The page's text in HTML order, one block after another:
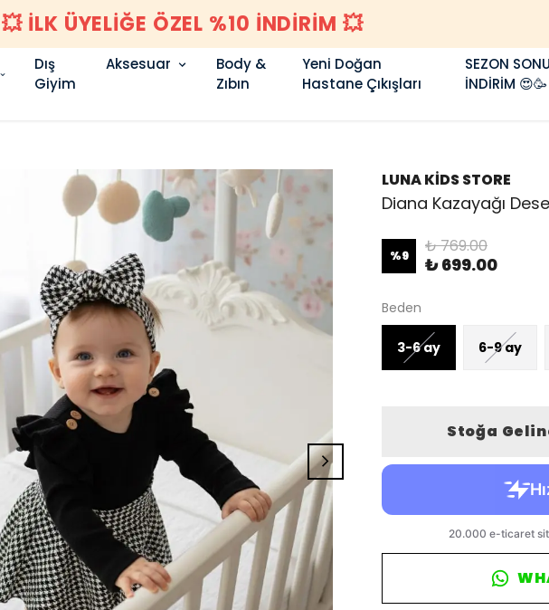
1500 TL VE ÜZERI KARGO ÜCRETSIZ 🚚
Dış
Giyim
Aksesuar
Body &
Zıbın
Yeni Doğan
Hastane Çıkışları
SEZON
İNDİRİM 😍🥳
LUNA KİDS STORE
Diana Kazayağı
%9 ₺ 769.00
₺ 699.00
Beden
3-6 ay 6-9 ay
Stoğa